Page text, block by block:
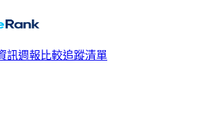
訊週報 比較追蹤清單